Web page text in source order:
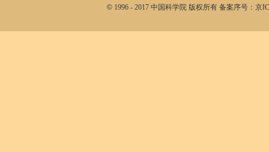
© 1996 - 2017 中国科学院 版权所有 备案序号：京